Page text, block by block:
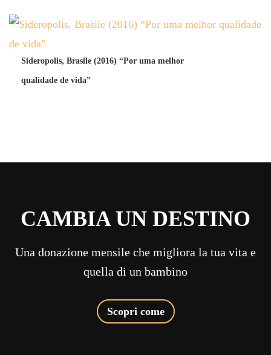
Sideropolis, Brasile (2016) “Por uma melhor
qualidade de vida”
CAMBIA UN DESTINO
Una donazione mensile che migliora la tua vita e
quella di un bambino
Scopri come